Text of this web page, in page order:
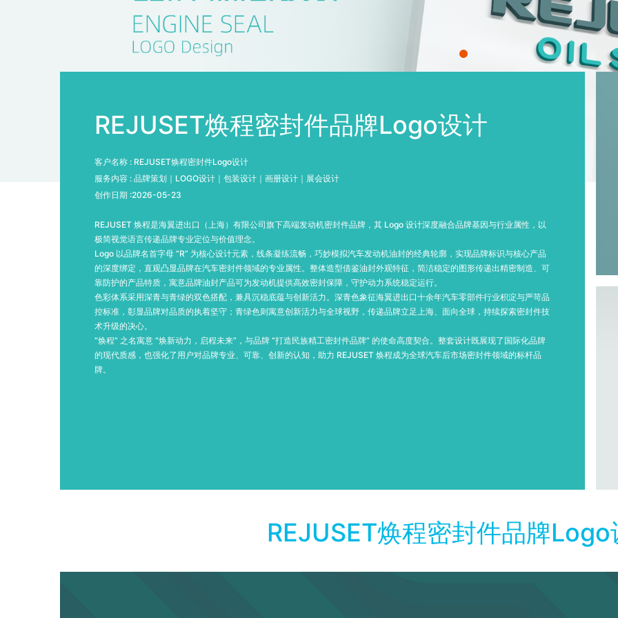
REJUSET焕程密封件品牌Logo设计
客户名称 : REJUSET焕程密封件Logo设计
服务内容 : 品牌策划｜LOGO设计｜包装设计｜画册设计｜展会设计
创作日期 :2026-05-23
REJUSET 焕程是海翼进出口（上海）有限公司旗下高端发动机密封件品牌，其 Logo 设计深度融合品牌基因与行业属性，以
极简视觉语言传递品牌专业定位与价值理念。
Logo 以品牌名首字母 “R” 为核心设计元素，线条凝练流畅，巧妙模拟汽车发动机油封的经典轮廓，实现品牌标识与核心产品
的深度绑定，直观凸显品牌在汽车密封件领域的专业属性。整体造型借鉴油封外观特征，简洁稳定的图形传递出精密制造、可
靠防护的产品特质，寓意品牌油封产品可为发动机提供高效密封保障，守护动力系统稳定运行。
色彩体系采用深青与青绿的双色搭配，兼具沉稳底蕴与创新活力。深青色象征海翼进出口十余年汽车零部件行业积淀与严苛品
控标准，彰显品牌对品质的执着坚守；青绿色则寓意创新活力与全球视野，传递品牌立足上海、面向全球，持续探索密封件技
术升级的决心。
“焕程” 之名寓意 “焕新动力，启程未来”，与品牌 “打造民族精工密封件品牌” 的使命高度契合。整套设计既展现了国际化品牌
的现代质感，也强化了用户对品牌专业、可靠、创新的认知，助力 REJUSET 焕程成为全球汽车后市场密封件领域的标杆品
牌。
REJUSET焕程密封件品牌Logo